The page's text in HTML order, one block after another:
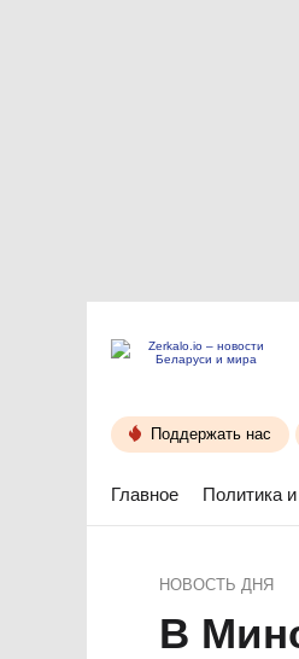
Поддержать нас
Главное Политика
НОВОСТЬ ДНЯ
В